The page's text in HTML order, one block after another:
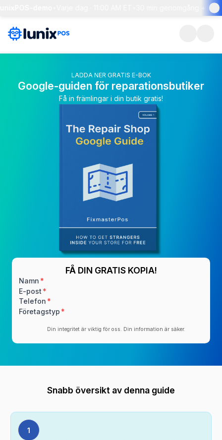
30 min genomgång + live
LADDA NER GRATIS E-BOK
Google-guiden för reparationsbutiker
Få in främlingar i din butik gratis!
FÅ DIN GRATIS KOPIA!
Namn
E-post
Telefon
Företagstyp
Din integritet är viktig för oss. Din information är säker.
Snabb översikt av denna guide
1